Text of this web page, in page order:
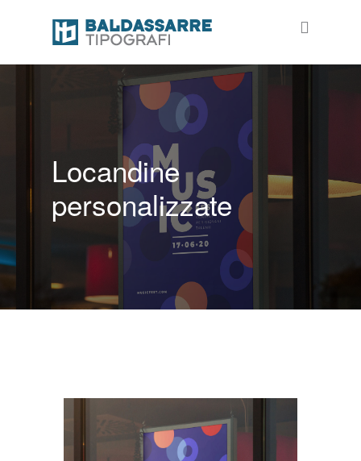
Locandine
personalizzate